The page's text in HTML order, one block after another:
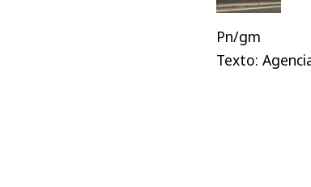
Pn/gm
Texto: